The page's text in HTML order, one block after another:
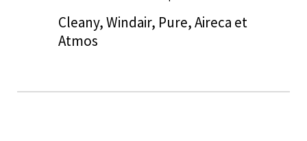
Cleany, Windair, Pure, Aireca et
Atmos